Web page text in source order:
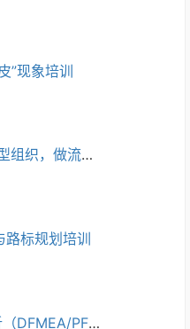
”现象培训
流程优化实践---打造流程型组织，做流程优化培训
标规划培训
FMEA失效模式与影响分析（DFMEA/PFMEA）培训